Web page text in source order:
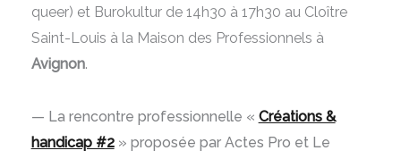
queer) et Burokultur de 14h30 à 17h30 au Cloître
Saint-Louis à la Maison des Professionnels à
Avignon.
— La rencontre professionnelle « Créations &
handicap #2» proposée par Actes Pro et Le